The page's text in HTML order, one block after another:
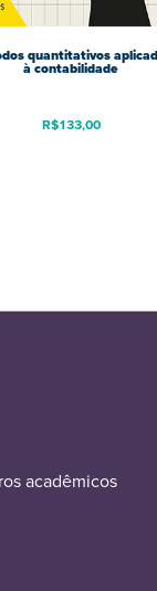
quantitativos
à contabilidade
R$133,00
acadêmicos